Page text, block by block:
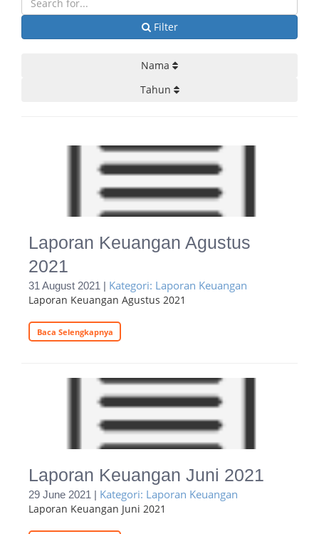
Filter
Nama
Tahun
Laporan Keuangan Agustus
2021
31 August 2021 | Kategori: Laporan Keuangan
Laporan Keuangan Agustus 2021
Baca Selengkapnya
Laporan Keuangan Juni 2021
29 June 2021 | Kategori: Laporan Keuangan
Laporan Keuangan Juni 2021